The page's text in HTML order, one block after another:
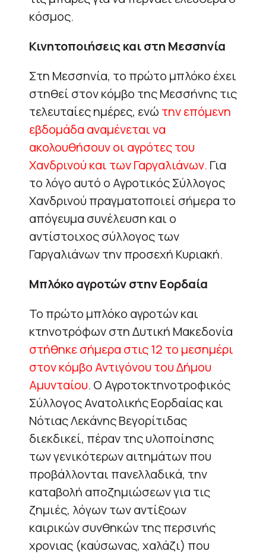
κόσμος.
Κινητοποιήσεις και στη Μεσσηνία
Στη Μεσσηνία, το πρώτο μπλόκο έχει
στηθεί στον κόμβο της Μεσσήνης τις
τελευταίες ημέρες, ενώ την επόμενη
εβδομάδα αναμένεται να
ακολουθήσουν οι αγρότες του
Χανδρινού και των Γαργαλιάνων. Για
το λόγο αυτό ο Αγροτικός Σύλλογος
Χανδρινού πραγματοποιεί σήμερα το
απόγευμα συνέλευση και ο
αντίστοιχος σύλλογος των
Γαργαλιάνων την προσεχή Κυριακή.
Μπλόκο αγροτών στην Εορδαία
Το πρώτο μπλόκο αγροτών και
κτηνοτρόφων στη Δυτική Μακεδονία
στήθηκε σήμερα στις 12 το μεσημέρι
στον κόμβο Αντιγόνου του Δήμου
Αμυνταίου. Ο Αγροτοκτηνοτροφικός
Σύλλογος Ανατολικής Εορδαίας και
Νότιας Λεκάνης Βεγορίτιδας
διεκδικεί, πέραν της υλοποίησης
των γενικότερων αιτημάτων που
προβάλλονται πανελλαδικά, την
καταβολή αποζημιώσεων για τις
ζημιές, λόγων των αντίξοων
καιρικών συνθηκών της περσινής
χρονιας (καύσωνας, χαλάζι) που